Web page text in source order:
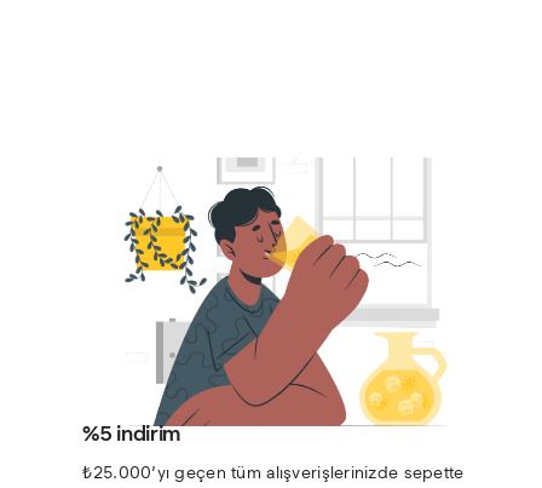
%5 indirim
₺25.000’yı geçen tüm alışverişlerinizde sepette